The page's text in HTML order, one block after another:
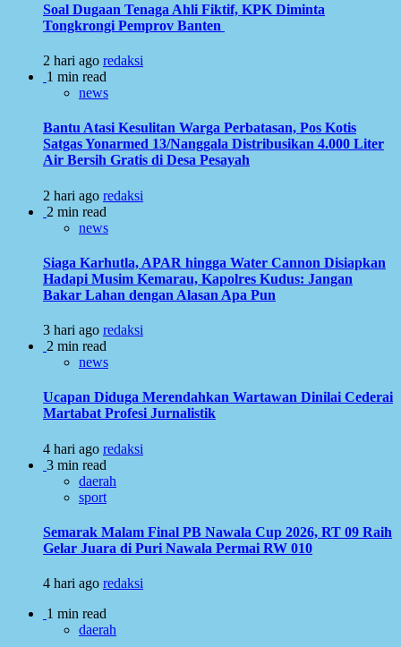
Soal Dugaan Tenaga Ahli Fiktif, KPK Diminta
Tongkrongi Pemprov Banten
2 hari ago redaksi
1 min read
news
Bantu Atasi Kesulitan Warga Perbatasan, Pos Kotis
Satgas Yonarmed 13/Nanggala Distribusikan 4.000 Liter
Air Bersih Gratis di Desa Pesayah
2 hari ago redaksi
2 min read
news
Siaga Karhutla, APAR hingga Water Cannon Disiapkan
Hadapi Musim Kemarau, Kapolres Kudus: Jangan
Bakar Lahan dengan Alasan Apa Pun
3 hari ago redaksi
2 min read
news
Ucapan Diduga Merendahkan Wartawan Dinilai Cederai
Martabat Profesi Jurnalistik
4 hari ago redaksi
3 min read
daerah
sport
Semarak Malam Final PB Nawala Cup 2026, RT 09 Raih
Gelar Juara di Puri Nawala Permai RW 010
4 hari ago redaksi
1 min read
daerah